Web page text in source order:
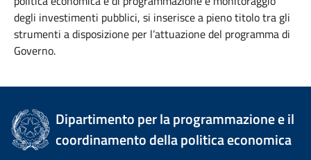
degli investimenti pubblici, si inserisce a pieno titolo tra gli
strumenti a disposizione per l’attuazione del programma di
Governo.
Dipartimento per la programmazione e il
coordinamento della politica economica